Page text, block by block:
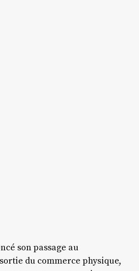
son passage au
du commerce physique,